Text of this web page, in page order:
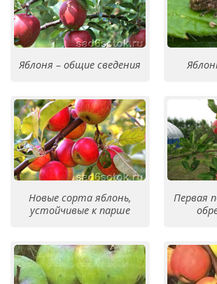
Яблоня – общие сведения
Новые сорта яблонь,
устойчивые к парше
Первая